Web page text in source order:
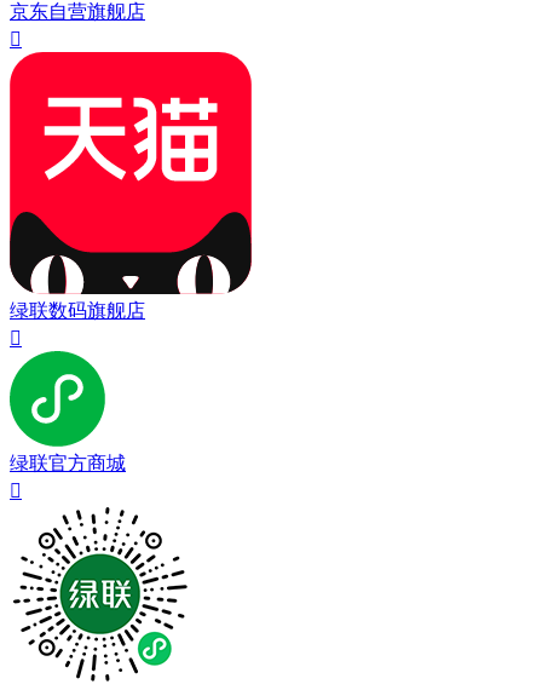
京东自营旗舰店

绿联数码旗舰店

绿联官方商城
